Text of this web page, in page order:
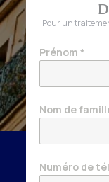
Pour un
Prénom*
Nom de
Numéro de